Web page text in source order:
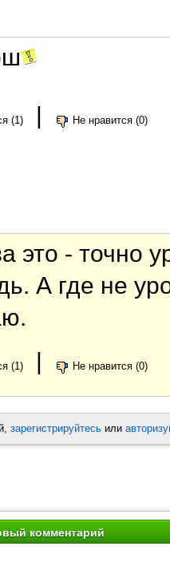
(1) | Не нравится (0)
это - точно
А где не
(1) | Не нравится (0)
зарегистрируйтесь или